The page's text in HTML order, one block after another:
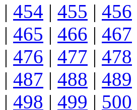
| 454 | 455 | 456
| 465 | 466 | 467
| 476 | 477 | 478
| 487 | 488 | 489
| 498 | 499 | 500